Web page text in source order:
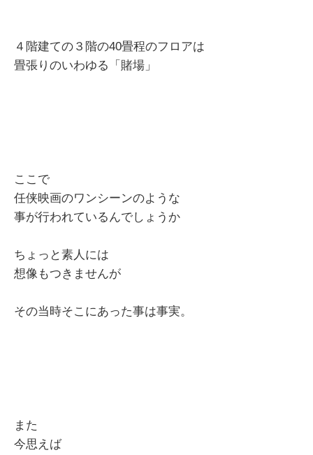
４階建ての３階の40畳程のフロアは
畳張りのいわゆる「賭場」
ここで
任侠映画のワンシーンのような
事が行われているんでしょうか
ちょっと素人には
想像もつきませんが
その当時そこにあった事は事実。
また
今思えば